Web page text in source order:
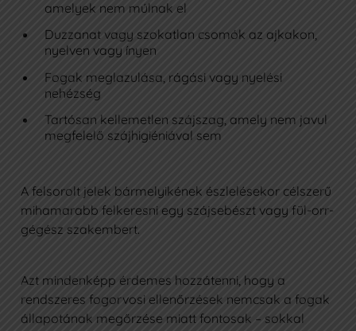
amelyek nem múlnak el
Duzzanat vagy szokatlan csomók az ajkakon,
nyelven vagy ínyen
Fogak meglazulása, rágási vagy nyelési
nehézség
Tartósan kellemetlen szájszag, amely nem javul
megfelelő szájhigiéniával sem
A felsorolt jelek bármelyikének észlelésekor célszerű
mihamarabb felkeresni egy szájsebészt vagy fül-orr-
gégész szakembert.
Azt mindenképp érdemes hozzátenni, hogy a
rendszeres fogorvosi ellenőrzések nemcsak a fogak
állapotának megőrzése miatt fontosak – sokkal